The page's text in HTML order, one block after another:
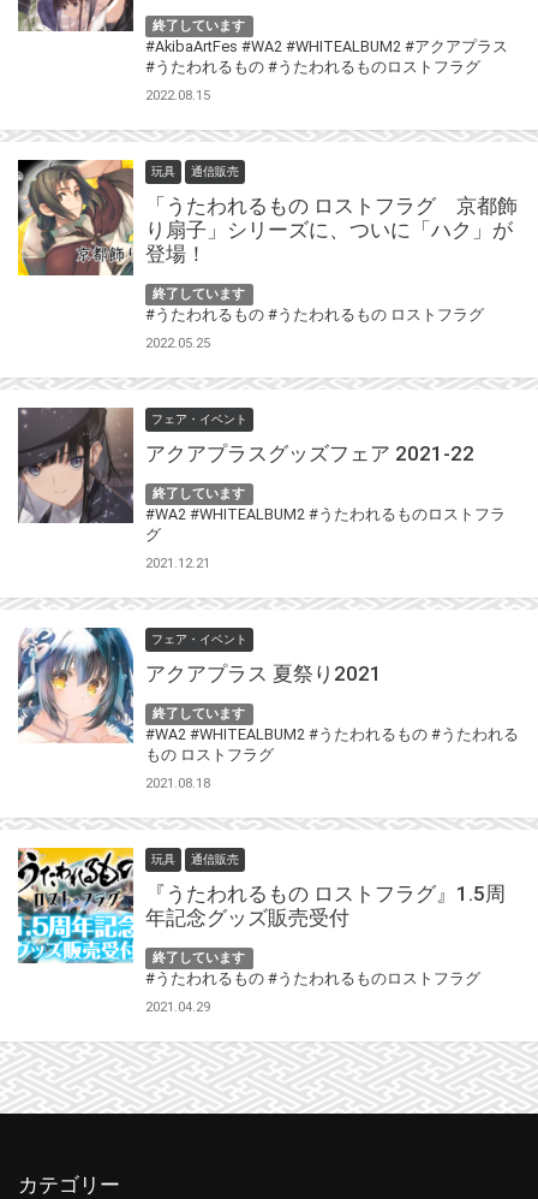
終了しています
#AkibaArtFes #WA2 #WHITEALBUM2 #アクアプラス
#うたわれるもの #うたわれるものロストフラグ
2022.08.15
玩具 通信販売
「うたわれるもの ロストフラグ 京都飾
り扇子」シリーズに、ついに「ハク」が
登場！
終了しています
#うたわれるもの #うたわれるもの ロストフラグ
2022.05.25
フェア・イベント
アクアプラスグッズフェア 2021-22
終了しています
#WA2 #WHITEALBUM2 #うたわれるものロストフラ
グ
2021.12.21
フェア・イベント
アクアプラス 夏祭り2021
終了しています
#WA2 #WHITEALBUM2 #うたわれるもの #うたわれる
もの ロストフラグ
2021.08.18
玩具 通信販売
『うたわれるもの ロストフラグ』1.5周
年記念グッズ販売受付
終了しています
#うたわれるもの #うたわれるものロストフラグ
2021.04.29
カテゴリー